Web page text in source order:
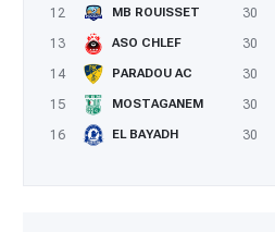
12
MB ROUISSET 30
13
ASO CHLEF 30
14
PARADOU AC 30
15
MOSTAGANEM 30
16
EL BAYADH 30